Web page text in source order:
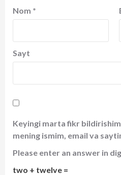
Nom *
Sayt
Keyingi marta fikr
mening ismim, email va
Please enter an answer in
two + twelve =